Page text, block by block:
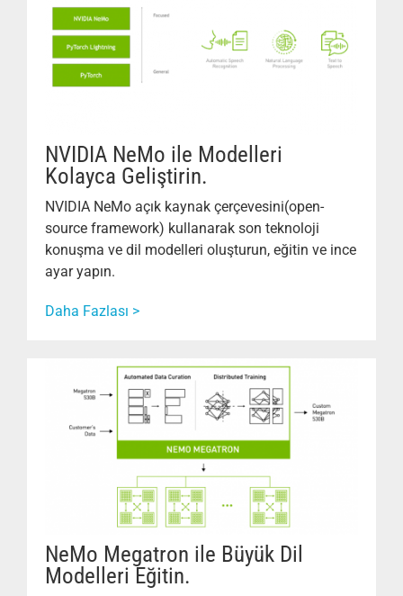
NVIDIA NeMo ile Modelleri
Kolayca Geliştirin.
NVIDIA NeMo açık kaynak çerçevesini(open-
source framework) kullanarak son teknoloji
konuşma ve dil modelleri oluşturun, eğitin ve ince
ayar yapın.
Daha Fazlası >
NeMo Megatron ile Büyük Dil
Modelleri Eğitin.